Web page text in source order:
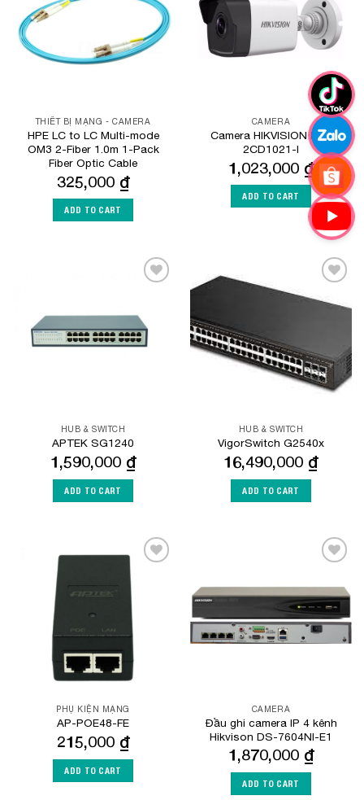
THIẾT BỊ MẠNG - CAMERA
HPE LC to LC Multi-mode
OM3 2-Fiber 1.0m 1-Pack
Fiber Optic Cable
325,000 ₫
ADD TO CART
CAMERA
Camera HIKVISION DS-
2CD1021-I
1,023,000 ₫
ADD TO CART
HUB & SWITCH
APTEK SG1240
1,590,000 ₫
ADD TO CART
Wishlist
HUB & SWITCH
VigorSwitch G2540x
16,490,000 ₫
ADD TO CART
Wishlist
PHỤ KIỆN MẠNG
AP-POE48-FE
215,000 ₫
ADD TO CART
Wishlist
CAMERA
Đầu ghi camera IP 4 kênh
Hikvison DS-7604NI-E1
1,870,000 ₫
ADD TO CART